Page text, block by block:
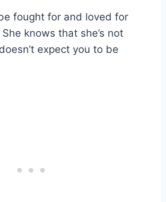
fought for and loved for
knows that she’s not
expect you to be